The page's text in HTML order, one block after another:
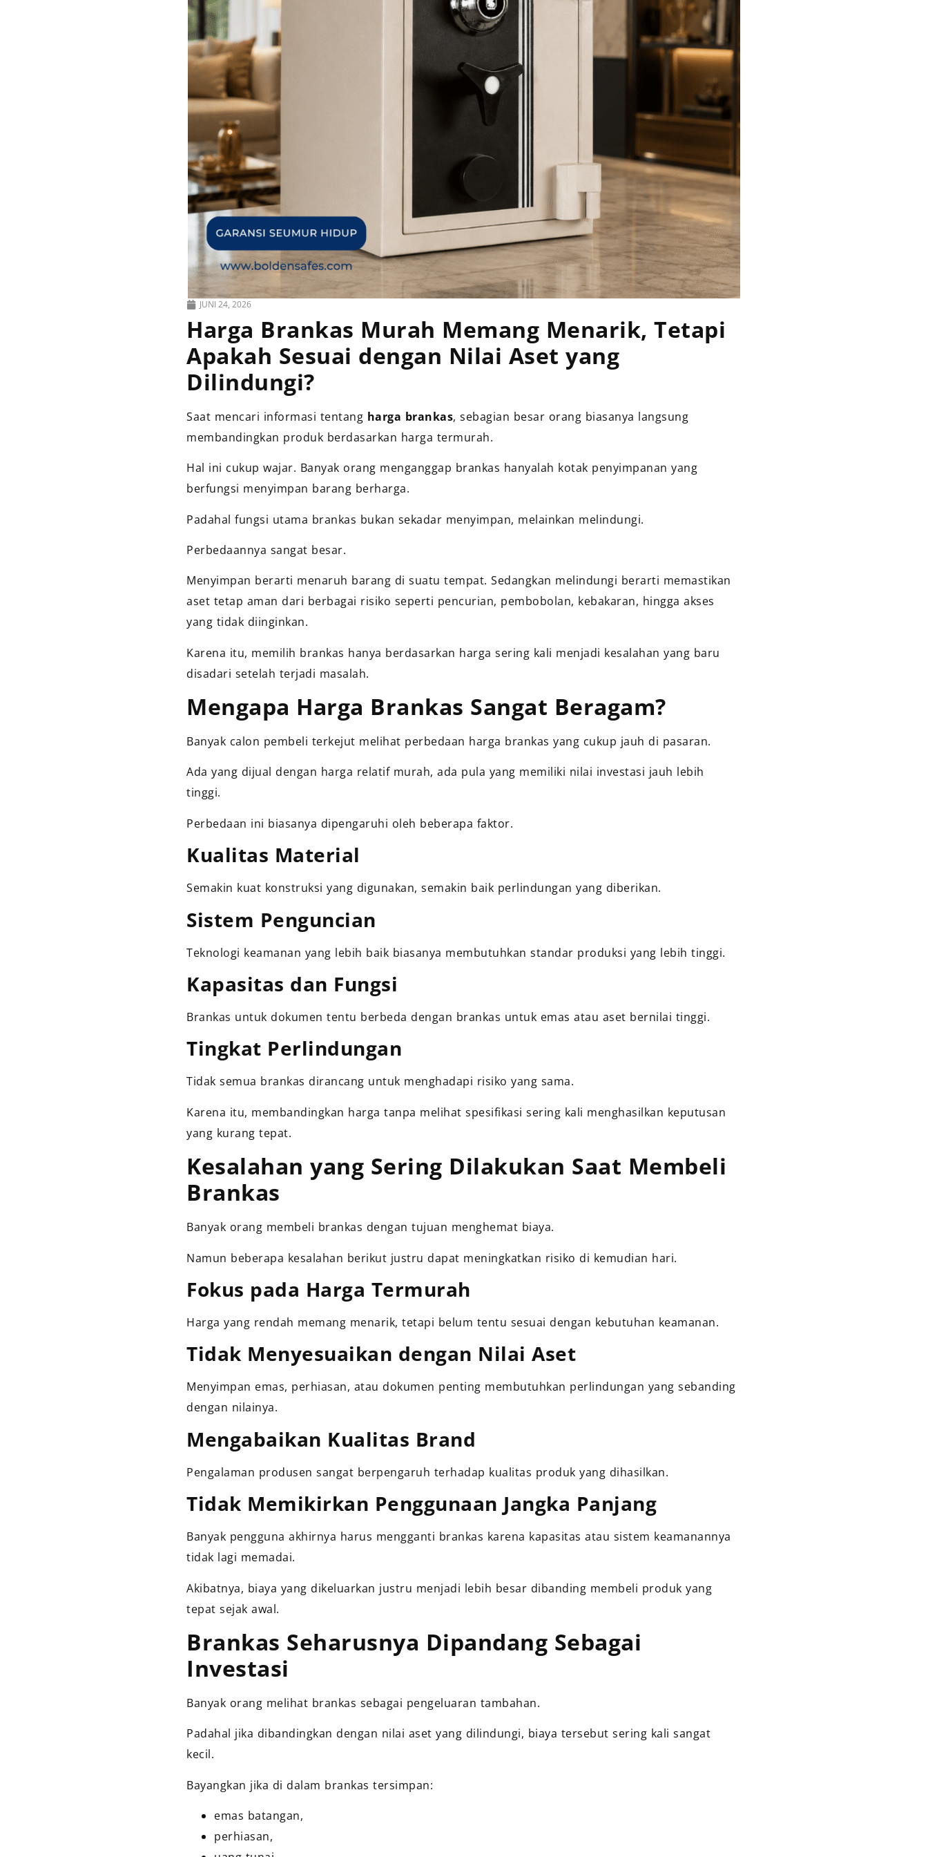
JUNI 24, 2026
Harga Brankas Murah Memang Menarik, Tetapi
Apakah Sesuai dengan Nilai Aset yang
Dilindungi?
Saat mencari informasi tentang harga brankas, sebagian besar orang biasanya langsung
membandingkan produk berdasarkan harga termurah.
Hal ini cukup wajar. Banyak orang menganggap brankas hanyalah kotak penyimpanan yang
berfungsi menyimpan barang berharga.
Padahal fungsi utama brankas bukan sekadar menyimpan, melainkan melindungi.
Perbedaannya sangat besar.
Menyimpan berarti menaruh barang di suatu tempat. Sedangkan melindungi berarti memastikan
aset tetap aman dari berbagai risiko seperti pencurian, pembobolan, kebakaran, hingga akses
yang tidak diinginkan.
Karena itu, memilih brankas hanya berdasarkan harga sering kali menjadi kesalahan yang baru
disadari setelah terjadi masalah.
Mengapa Harga Brankas Sangat Beragam?
Banyak calon pembeli terkejut melihat perbedaan harga brankas yang cukup jauh di pasaran.
Ada yang dijual dengan harga relatif murah, ada pula yang memiliki nilai investasi jauh lebih
tinggi.
Perbedaan ini biasanya dipengaruhi oleh beberapa faktor.
Kualitas Material
Semakin kuat konstruksi yang digunakan, semakin baik perlindungan yang diberikan.
Sistem Penguncian
Teknologi keamanan yang lebih baik biasanya membutuhkan standar produksi yang lebih tinggi.
Kapasitas dan Fungsi
Brankas untuk dokumen tentu berbeda dengan brankas untuk emas atau aset bernilai tinggi.
Tingkat Perlindungan
Tidak semua brankas dirancang untuk menghadapi risiko yang sama.
Karena itu, membandingkan harga tanpa melihat spesifikasi sering kali menghasilkan keputusan
yang kurang tepat.
Kesalahan yang Sering Dilakukan Saat Membeli
Brankas
Banyak orang membeli brankas dengan tujuan menghemat biaya.
Namun beberapa kesalahan berikut justru dapat meningkatkan risiko di kemudian hari.
Fokus pada Harga Termurah
Harga yang rendah memang menarik, tetapi belum tentu sesuai dengan kebutuhan keamanan.
Tidak Menyesuaikan dengan Nilai Aset
Menyimpan emas, perhiasan, atau dokumen penting membutuhkan perlindungan yang sebanding
dengan nilainya.
Mengabaikan Kualitas Brand
Pengalaman produsen sangat berpengaruh terhadap kualitas produk yang dihasilkan.
Tidak Memikirkan Penggunaan Jangka Panjang
Banyak pengguna akhirnya harus mengganti brankas karena kapasitas atau sistem keamanannya
tidak lagi memadai.
Akibatnya, biaya yang dikeluarkan justru menjadi lebih besar dibanding membeli produk yang
tepat sejak awal.
Brankas Seharusnya Dipandang Sebagai
Investasi
Banyak orang melihat brankas sebagai pengeluaran tambahan.
Padahal jika dibandingkan dengan nilai aset yang dilindungi, biaya tersebut sering kali sangat
kecil.
Bayangkan jika di dalam brankas tersimpan:
emas batangan,
perhiasan,